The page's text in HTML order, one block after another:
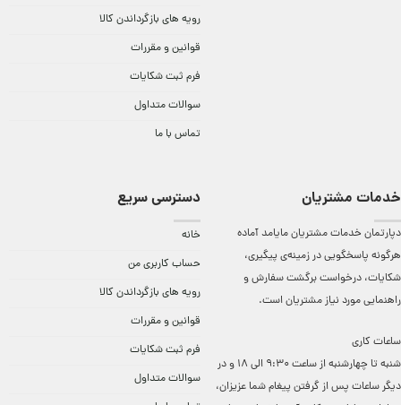
رویه های بازگرداندن کالا
قوانین و مقررات
فرم ثبت شکایات
سوالات متداول
تماس با ما
خدمات مشتریان
دپارتمان خدمات مشتریان مایامد آماده
هرگونه پاسخگویی در زمینه‌ی پیگیری،
شکایات، درخواست برگشت سفارش و
راهنمایی مورد نیاز مشتریان است.
ساعات کاری
شنبه تا چهارشنبه از ساعت 9:30 الی 18 و در
دیگر ساعات ‌پس از گرفتن پیغام شما عزیزان،
دسترسی سریع
خانه
حساب کاربری من
رویه های بازگرداندن کالا
قوانین و مقررات
فرم ثبت شکایات
سوالات متداول